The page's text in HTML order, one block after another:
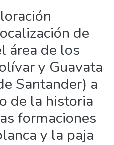
de
área de los
y Guavata
Santander) a
de la historia
formaciones
y la paja